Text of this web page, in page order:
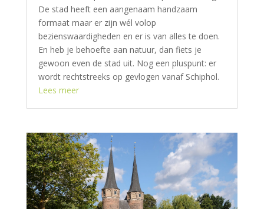
De stad heeft een aangenaam handzaam
formaat maar er zijn wél volop
bezienswaardigheden en er is van alles te doen.
En heb je behoefte aan natuur, dan fiets je
gewoon even de stad uit. Nog een pluspunt: er
wordt rechtstreeks op gevlogen vanaf Schiphol.
Lees meer